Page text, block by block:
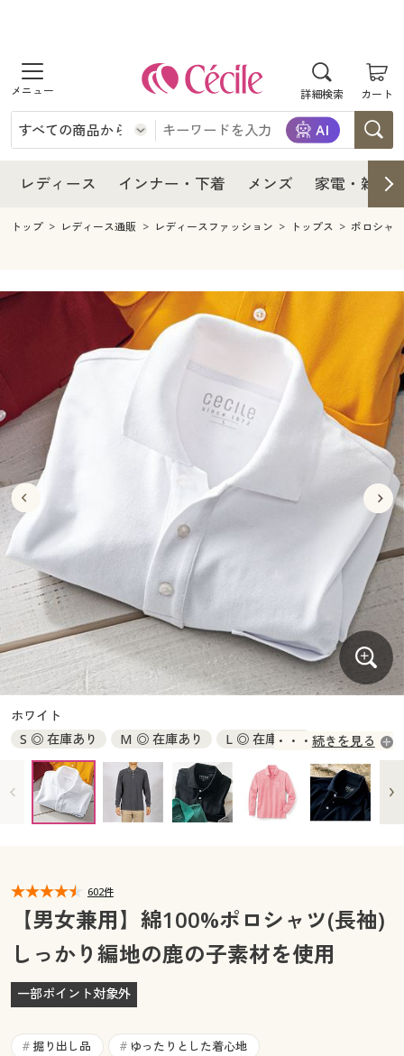
詳細検索 カート
商品を探す
レディース
レディースファッション
インナー・下着
インナー・下着通販すべて
ジュニア・ティーンズ下着
メンズ
メンズファッション
メンズ下着
家電・雑貨すべて
キッチン・雑貨・日用品
寝具・インテリア・家具
寝具・インテリア・家具通販すべて
家具・収納
寝具・ベッド
カーテン・ラグ・ファブリック
美容・健康
美容・健康通販すべて
美容・健康・サプリメント
制服・スクール
制服・スクールすべて
制服・学生服
ジュニア・ティーンズ下着
大きいサイズ
大きいサイズ通販すべて
大きいサイズ レディース服
大きいサイズ レディース下着
大きいサイズ メンズ
大きいサイズ 事務・制服
バーゲン
バーゲンセール
シークレットセール
詳細検索
商品カテゴリ一覧
カタログ
カタログ・チラシからのご注文
デジタルカタログ
カタログ無料プレゼント
マイページ
閲覧履歴
お気に入り
サポート
レディース インナー・下着 メンズ 家電・雑貨
レディース
レディース通販すべて
レディースファッション
インナー・下着
インナー・下着通販すべて
ジュニア・ティーンズ下着
メンズ
キッチン・雑貨・日用品
寝具・インテリア・家具通販すべて
家具・収納
寝具・ベッド
カーテン・ラグ・ファブリック
美容・健康通販すべて
美容・健康・サプリメント
制服・スクール
制服・スクールすべて
制服・学生服
ジュニア・ティーンズ下着
大きいサイズ
大きいサイズ通販すべて
大きいサイズ レディース服
大きいサイズ レディース下着
大きいサイズ メンズ
大きいサイズ 事務・制服
バーゲン
バーゲンセール
シークレットセール
詳細検索
商品カテゴリ一覧
カタログ
カタログ・チラシからのご注文
デジタルカタログ
カタログ無料プレゼント
会員メニュー
閲覧履歴
お気に入り
サポート
トップ レディース通販 レディースファッション トップス ポロシャ
ホワイト
S ◎ 在庫あり
M ◎ 在庫あり
L ◎ 在庫あり
LL ◎ 在庫あり
3L ◎ 在庫あり
4L ◎ 在庫あり
5L ◎ 在庫あり
6L ◎ 在庫あり 7L ◎ 在庫あり
続きを見る
602件
【男女兼用】綿100%ポロシャツ(長袖)
しっかり編地の鹿の子素材を使用
一部ポイント対象外
# 掘り出し品 # ゆったりとした着心地